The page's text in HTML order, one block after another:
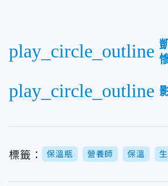
play_circle_outline
play_circle_outline
標籤： 保溫瓶 營養師 保溫